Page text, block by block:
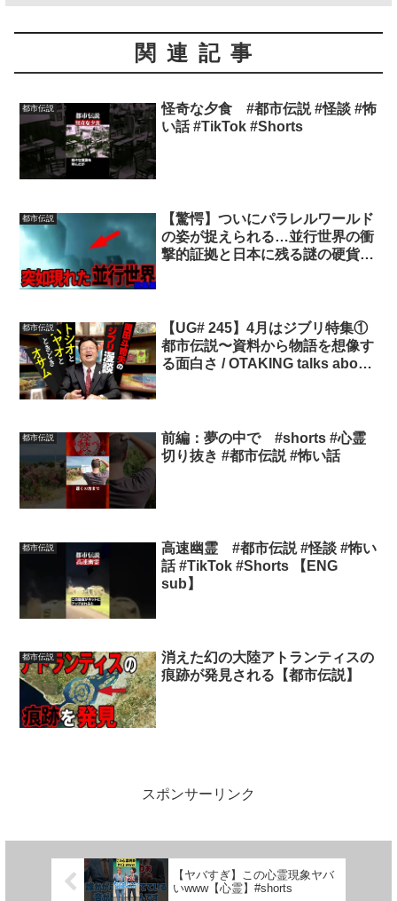
関連記事
都市伝説
怪奇な夕食 #都市伝説 #怪談 #怖
い話 #TikTok #Shorts
都市伝説
【驚愕】ついにパラレルワールド
の姿が捉えられる…並行世界の衝
撃的証拠と日本に残る謎の硬貨の
都市伝説
【UG# 245】4月はジブリ特集①
都市伝説〜資料から物語を想像す
る面白さ / OTAKING talks about
都市伝説
前編：夢の中で #shorts #心霊
切り抜き #都市伝説 #怖い話
都市伝説
高速幽霊 #都市伝説 #怪談 #怖い
話 #TikTok #Shorts 【ENG
sub】
都市伝説
消えた幻の大陸アトランティスの
痕跡が発見される【都市伝説】
スポンサーリンク
【ヤバすぎ】この心霊現象ヤバ
いwww【心霊】#shorts